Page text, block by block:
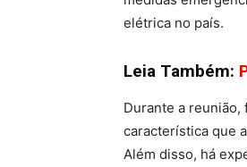
elétrica no país.
Leia Também:
Durante a reunião,
característica que
Além disso, há